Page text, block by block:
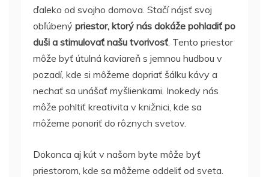
ďaleko od svojho domova. Stačí nájsť svoj
obľúbený priestor, ktorý nás dokáže pohladiť po
duši a stimulovať našu tvorivosť. Tento priestor
môže byť útulná kaviareň s jemnou hudbou v
pozadí, kde si môžeme dopriať šálku kávy a
nechať sa unášať myšlienkami. Inokedy nás
môže pohltiť kreativita v knižnici, kde sa
môžeme ponoriť do rôznych svetov.
Dokonca aj kút v našom byte môže byť
priestorom, kde sa môžeme oddeliť od sveta.